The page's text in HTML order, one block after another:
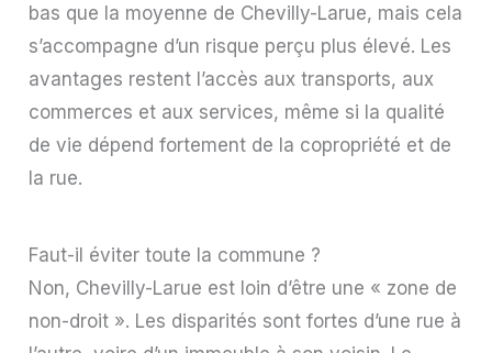
bas que la moyenne de Chevilly-Larue, mais cela
s’accompagne d’un risque perçu plus élevé. Les
avantages restent l’accès aux transports, aux
commerces et aux services, même si la qualité
de vie dépend fortement de la copropriété et de
la rue.
Faut-il éviter toute la commune ?
Non, Chevilly-Larue est loin d’être une « zone de
non-droit ». Les disparités sont fortes d’une rue à